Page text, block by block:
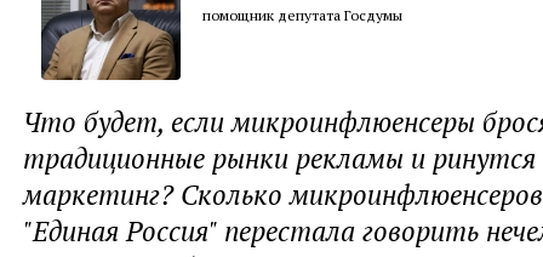
помощник депутата Госдумы
Что будет, если микроинфлюенсеры
традиционные рынки рекламы и ринутся
маркетинг? Сколько
"Единая Россия" перестала говорить